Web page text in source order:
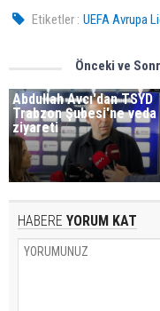
Etiketler : UEFA Avrupa
Önceki ve
Abdullah Avcı'dan TSYD
Trabzon Şubesi'ne veda
ziyareti
HABERE YORUM KAT